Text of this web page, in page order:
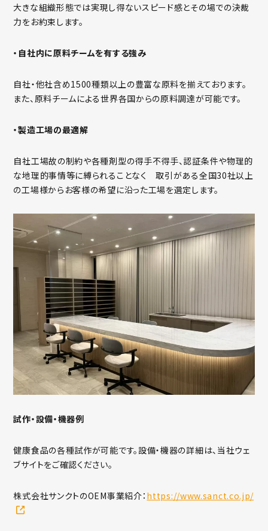
大きな組織形態では実現し得ないスピード感とその場での決裁
力をお約束します。
・自社内に原料チームを有する強み
自社・他社含め1500種類以上の豊富な原料を揃えております。
また、原料チームによる世界各国からの原料調達が可能です。
・製造工場の最適解
自社工場故の制約や各種剤型の得手不得手、認証条件や物理的
な地理的事情等に縛られることなく 取引がある全国30社以上
の工場様からお客様の希望に沿った工場を選定します。
試作・設備・機器例
健康食品の各種試作が可能です。設備・機器の詳細は、当社ウェ
ブサイトをご確認ください。
株式会社サンクトのOEM事業紹介： https://www.sanct.co.jp/